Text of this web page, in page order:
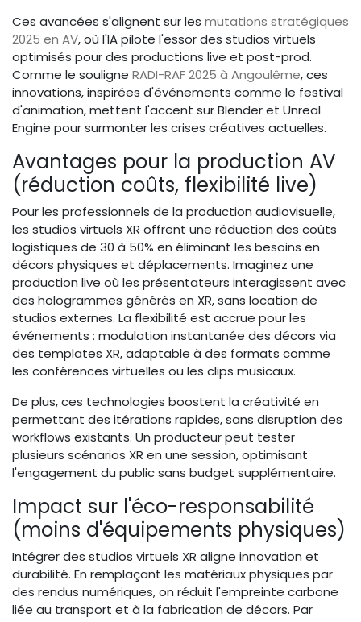
Ces avancées s'alignent sur les mutations stratégiques
2025 en AV, où l'IA pilote l'essor des studios virtuels
optimisés pour des productions live et post-prod.
Comme le souligne RADI-RAF 2025 à Angoulême, ces
innovations, inspirées d'événements comme le festival
d'animation, mettent l'accent sur Blender et Unreal
Engine pour surmonter les crises créatives actuelles.
Avantages pour la production AV
(réduction coûts, flexibilité live)
Pour les professionnels de la production audiovisuelle,
les studios virtuels XR offrent une réduction des coûts
logistiques de 30 à 50% en éliminant les besoins en
décors physiques et déplacements. Imaginez une
production live où les présentateurs interagissent avec
des hologrammes générés en XR, sans location de
studios externes. La flexibilité est accrue pour les
événements : modulation instantanée des décors via
des templates XR, adaptable à des formats comme
les conférences virtuelles ou les clips musicaux.
De plus, ces technologies boostent la créativité en
permettant des itérations rapides, sans disruption des
workflows existants. Un producteur peut tester
plusieurs scénarios XR en une session, optimisant
l'engagement du public sans budget supplémentaire.
Impact sur l'éco-responsabilité
(moins d'équipements physiques)
Intégrer des studios virtuels XR aligne innovation et
durabilité. En remplaçant les matériaux physiques par
des rendus numériques, on réduit l'empreinte carbone
liée au transport et à la fabrication de décors. Par